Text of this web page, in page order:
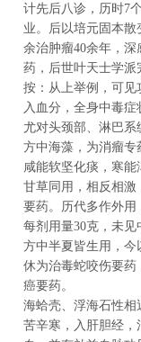
计先后八诊，历时7
业。后以培元固本
余治肿瘤40余年，
药，后世叶天士学
按：从上举例，可
入血分，全身中毒
尤对头颈部、淋巴系
方中海藻，为消瘤
咸能软坚化痰，寒
甘草同用，相反相
要药。历代多作外用
每剂用量30克，未
方中半夏皆生用，
休为治毒蛇咬伤要
癌要药。
海蛤壳、浮海石性
苦辛寒，入肝胆经